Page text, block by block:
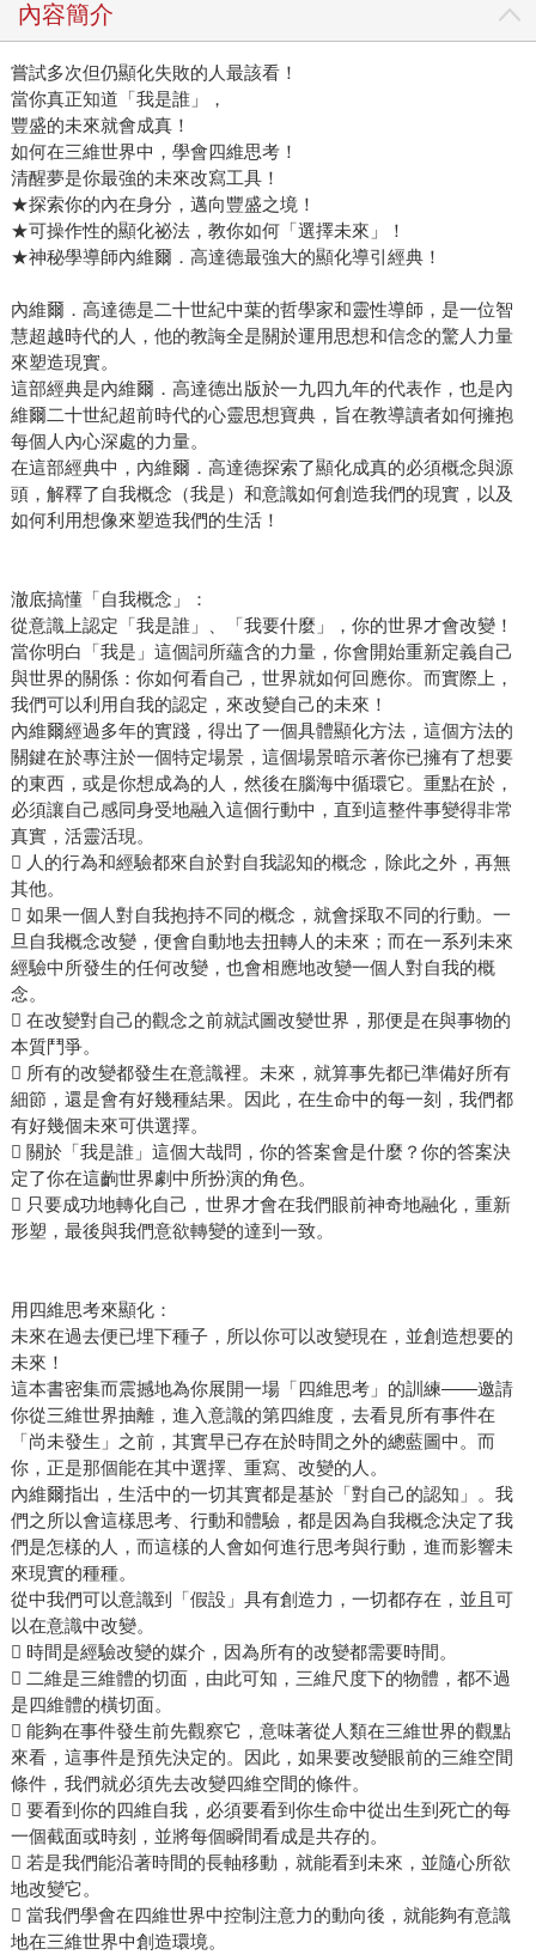
內容簡介
嘗試多次但仍顯化失敗的人最該看！
當你真正知道「我是誰」，
豐盛的未來就會成真！
如何在三維世界中，學會四維思考！
清醒夢是你最強的未來改寫工具！
★探索你的內在身分，邁向豐盛之境！
★可操作性的顯化祕法，教你如何「選擇未來」！
★神秘學導師內維爾．高達德最強大的顯化導引經典！
內維爾．高達德是二十世紀中葉的哲學家和靈性導師，是一位智
慧超越時代的人，他的教誨全是關於運用思想和信念的驚人力量
來塑造現實。
這部經典是內維爾．高達德出版於一九四九年的代表作，也是內
維爾二十世紀超前時代的心靈思想寶典，旨在教導讀者如何擁抱
每個人內心深處的力量。
在這部經典中，內維爾．高達德探索了顯化成真的必須概念與源
頭，解釋了自我概念（我是）和意識如何創造我們的現實，以及
如何利用想像來塑造我們的生活！
澈底搞懂「自我概念」：
從意識上認定「我是誰」、「我要什麼」，你的世界才會改變！
當你明白「我是」這個詞所蘊含的力量，你會開始重新定義自己
與世界的關係：你如何看自己，世界就如何回應你。而實際上，
我們可以利用自我的認定，來改變自己的未來！
內維爾經過多年的實踐，得出了一個具體顯化方法，這個方法的
關鍵在於專注於一個特定場景，這個場景暗示著你已擁有了想要
的東西，或是你想成為的人，然後在腦海中循環它。重點在於，
必須讓自己感同身受地融入這個行動中，直到這整件事變得非常
真實，活靈活現。
 人的行為和經驗都來自於對自我認知的概念，除此之外，再無
其他。
 如果一個人對自我抱持不同的概念，就會採取不同的行動。一
旦自我概念改變，便會自動地去扭轉人的未來；而在一系列未來
經驗中所發生的任何改變，也會相應地改變一個人對自我的概
念。
 在改變對自己的觀念之前就試圖改變世界，那便是在與事物的
本質鬥爭。
 所有的改變都發生在意識裡。未來，就算事先都已準備好所有
細節，還是會有好幾種結果。因此，在生命中的每一刻，我們都
有好幾個未來可供選擇。
 關於「我是誰」這個大哉問，你的答案會是什麼？你的答案決
定了你在這齣世界劇中所扮演的角色。
 只要成功地轉化自己，世界才會在我們眼前神奇地融化，重新
形塑，最後與我們意欲轉變的達到一致。
用四維思考來顯化：
未來在過去便已埋下種子，所以你可以改變現在，並創造想要的
未來！
這本書密集而震撼地為你展開一場「四維思考」的訓練——邀請
你從三維世界抽離，進入意識的第四維度，去看見所有事件在
「尚未發生」之前，其實早已存在於時間之外的總藍圖中。而
你，正是那個能在其中選擇、重寫、改變的人。
內維爾指出，生活中的一切其實都是基於「對自己的認知」。我
們之所以會這樣思考、行動和體驗，都是因為自我概念決定了我
們是怎樣的人，而這樣的人會如何進行思考與行動，進而影響未
來現實的種種。
從中我們可以意識到「假設」具有創造力，一切都存在，並且可
以在意識中改變。
 時間是經驗改變的媒介，因為所有的改變都需要時間。
 二維是三維體的切面，由此可知，三維尺度下的物體，都不過
是四維體的橫切面。
 能夠在事件發生前先觀察它，意味著從人類在三維世界的觀點
來看，這事件是預先決定的。因此，如果要改變眼前的三維空間
條件，我們就必須先去改變四維空間的條件。
 要看到你的四維自我，必須要看到你生命中從出生到死亡的每
一個截面或時刻，並將每個瞬間看成是共存的。
 若是我們能沿著時間的長軸移動，就能看到未來，並隨心所欲
地改變它。
 當我們學會在四維世界中控制注意力的動向後，就能夠有意識
地在三維世界中創造環境。